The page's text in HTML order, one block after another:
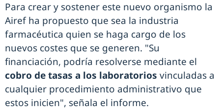
Para crear y sostener este nuevo organismo la
Airef ha propuesto que sea la industria
farmacéutica quien se haga cargo de los
nuevos costes que se generen. "Su
financiación, podría resolverse mediante el
cobro de tasas a los laboratorios vinculadas a
cualquier procedimiento administrativo que
estos inicien", señala el informe.